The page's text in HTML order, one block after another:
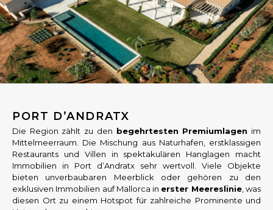
PORT D’ANDRATX
Die Region zählt zu den begehrtesten Premiumlagen im
Mittelmeerraum. Die Mischung aus Naturhafen, erstklassigen
Restaurants und Villen in spektakulären Hanglagen macht
Immobilien in Port d’Andratx sehr wertvoll. Viele Objekte
bieten unverbaubaren Meerblick oder gehören zu den
exklusiven Immobilien auf Mallorca in erster Meereslinie, was
diesen Ort zu einem Hotspot für zahlreiche Prominente und